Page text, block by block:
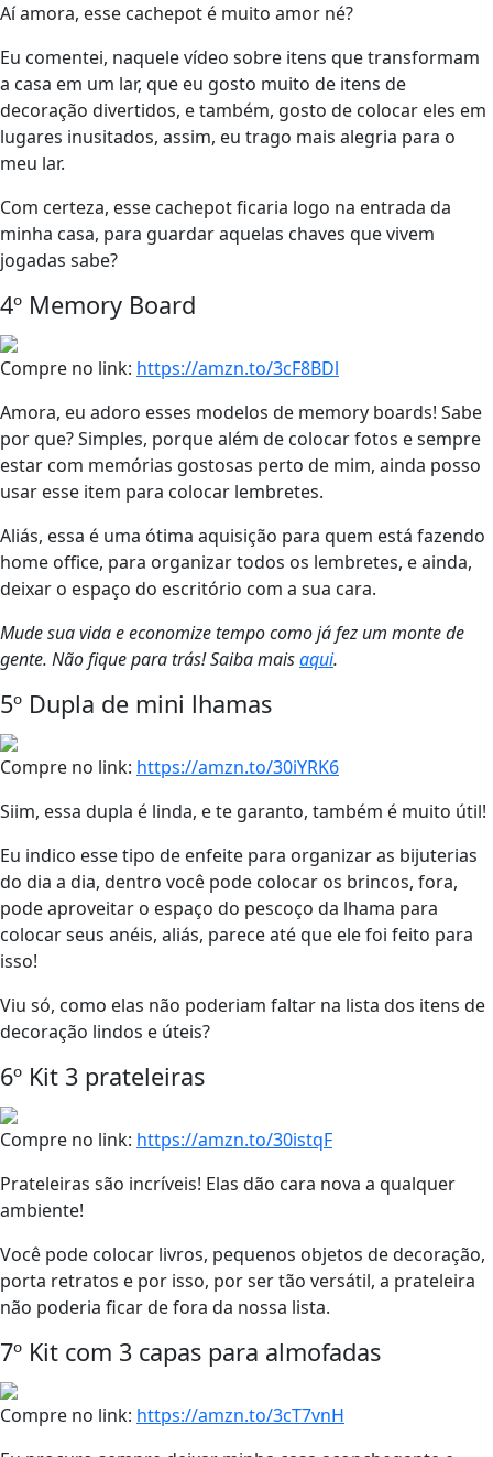
Aí amora, esse cachepot é muito amor né?
Eu comentei, naquele vídeo sobre itens que transformam
a casa em um lar, que eu gosto muito de itens de
decoração divertidos, e também, gosto de colocar eles em
lugares inusitados, assim, eu trago mais alegria para o
meu lar.
Com certeza, esse cachepot ficaria logo na entrada da
minha casa, para guardar aquelas chaves que vivem
jogadas sabe?
4º Memory Board
Compre no link: https://amzn.to/3cF8BDl
Amora, eu adoro esses modelos de memory boards! Sabe
por que? Simples, porque além de colocar fotos e sempre
estar com memórias gostosas perto de mim, ainda posso
usar esse item para colocar lembretes.
Aliás, essa é uma ótima aquisição para quem está fazendo
home office, para organizar todos os lembretes, e ainda,
deixar o espaço do escritório com a sua cara.
Mude sua vida e economize tempo como já fez um monte de
gente. Não fique para trás! Saiba maisaqui.
5º Dupla de mini lhamas
Compre no link: https://amzn.to/30iYRK6
Siim, essa dupla é linda, e te garanto, também é muito útil!
Eu indico esse tipo de enfeite para organizar as bijuterias
do dia a dia, dentro você pode colocar os brincos, fora,
pode aproveitar o espaço do pescoço da lhama para
colocar seus anéis, aliás, parece até que ele foi feito para
isso!
Viu só, como elas não poderiam faltar na lista dos itens de
decoração lindos e úteis?
6º Kit 3 prateleiras
Compre no link: https://amzn.to/30istqF
Prateleiras são incríveis! Elas dão cara nova a qualquer
ambiente!
Você pode colocar livros, pequenos objetos de decoração,
porta retratos e por isso, por ser tão versátil, a prateleira
não poderia ficar de fora da nossa lista.
7º Kit com 3 capas para almofadas
Compre no link: https://amzn.to/3cT7vnH